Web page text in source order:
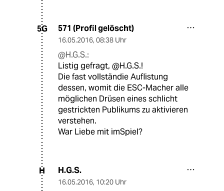
5G 571 (Profil gelöscht)
16.05.2016, 08:38 Uhr
@H.G.S.:
Listig gefragt, @H.G.S.!
Die fast vollständie Auflistung
dessen, womit die ESC-Macher alle
möglichen Drüsen eines schlicht
gestrickten Publikums zu aktivieren
verstehen.
War Liebe mit imSpiel?
H H.G.S.
16.05.2016, 10:20 Uhr